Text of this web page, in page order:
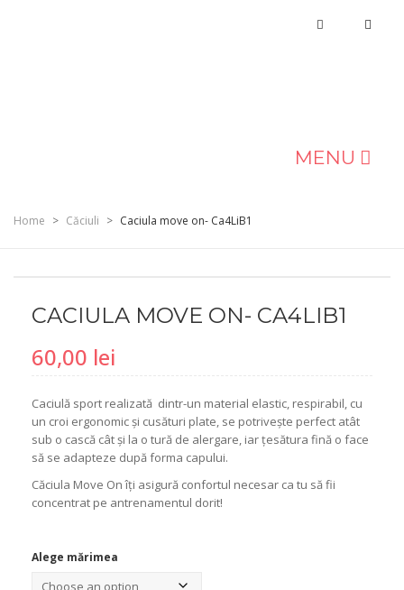
MENU
MAGAZIN
CONTACT
Home > Căciuli > Caciula move on- Ca4LiB1
CACIULA MOVE ON- CA4LIB1
60,00 lei
Caciulă sport realizată dintr-un material elastic, respirabil, cu
un croi ergonomic și cusături plate, se potrivește perfect atât
sub o cască cât și la o tură de alergare, iar țesătura fină o face
să se adapteze după forma capului.
Căciula Move On îți asigură confortul necesar ca tu să fii
concentrat pe antrenamentul dorit!
Alege mărimea